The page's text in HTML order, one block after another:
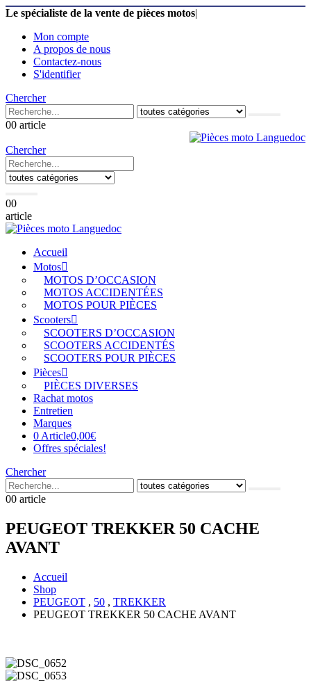
Le spécialiste de la vente de pièces motos|
Mon compte
A propos de nous
Contactez-nous
S'identifier
Chercher
00 article
Chercher
00
article
Accueil
Motos
MOTOS D’OCCASION
MOTOS ACCIDENTÉES
MOTOS POUR PIÈCES
Scooters
SCOOTERS D’OCCASION
SCOOTERS ACCIDENTÉS
SCOOTERS POUR PIÈCES
Pièces
PIÈCES DIVERSES
Rachat motos
Entretien
Marques
0 Article0,00€
Offres spéciales!
Chercher
00 article
PEUGEOT TREKKER 50 CACHE
AVANT
Accueil
Shop
PEUGEOT , 50 , TREKKER
PEUGEOT TREKKER 50 CACHE AVANT